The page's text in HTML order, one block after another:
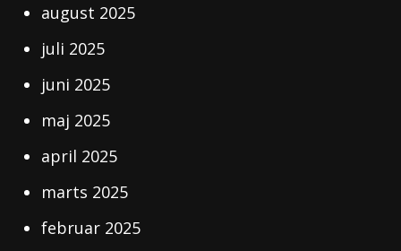
august 2025
juli 2025
juni 2025
maj 2025
april 2025
marts 2025
februar 2025